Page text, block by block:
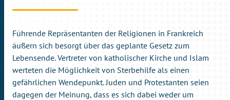
Führende Repräsentanten der Religionen in Frankreich
äußern sich besorgt über das geplante Gesetz zum
Lebensende. Vertreter von katholischer Kirche und Islam
werteten die Möglichkeit von Sterbehilfe als einen
gefährlichen Wendepunkt. Juden und Protestanten seien
dagegen der Meinung, dass es sich dabei weder um